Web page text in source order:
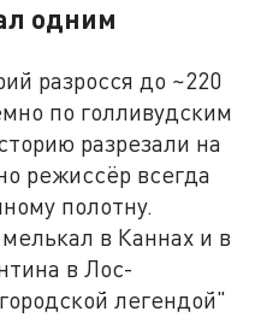
одним
разросся до ~220
по голливудским
разрезали на
режиссёр всегда
полотну.
в Каннах и в
в Лос-
легендой"